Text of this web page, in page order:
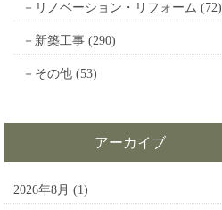
リノベーション・リフォーム (72)
新築工事(290)
その他(53)
アーカイブ
2026年8月 (1)